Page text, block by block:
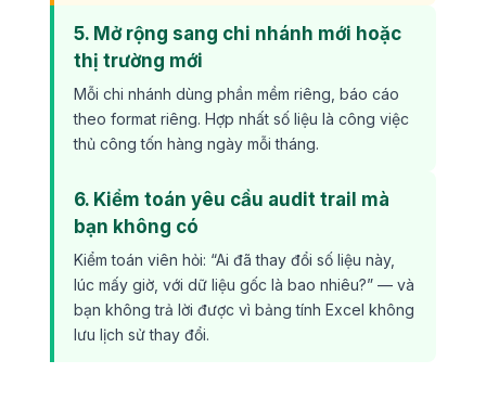
5. Mở rộng sang chi nhánh mới hoặc
thị trường mới
Mỗi chi nhánh dùng phần mềm riêng, báo cáo
theo format riêng. Hợp nhất số liệu là công việc
thủ công tốn hàng ngày mỗi tháng.
6. Kiểm toán yêu cầu audit trail mà
bạn không có
Kiểm toán viên hỏi: “Ai đã thay đổi số liệu này,
lúc mấy giờ, với dữ liệu gốc là bao nhiêu?” — và
bạn không trả lời được vì bảng tính Excel không
lưu lịch sử thay đổi.